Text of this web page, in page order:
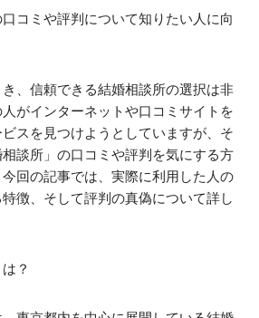
コミや評判について知りたい人に向
、信頼できる結婚相談所の選択は非
がインターネットや口コミサイトを
スを見つけようとしていますが、そ
談所」の口コミや評判を気にする方
回の記事では、実際に利用した人の
徴、そして評判の真偽について詳し
？